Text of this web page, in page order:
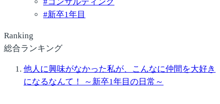
#新卒1年目
Ranking
総合ランキング
他人に興味がなかった私が、こんなに仲間を大好き
になるなんて！ ～新卒1年目の日常～